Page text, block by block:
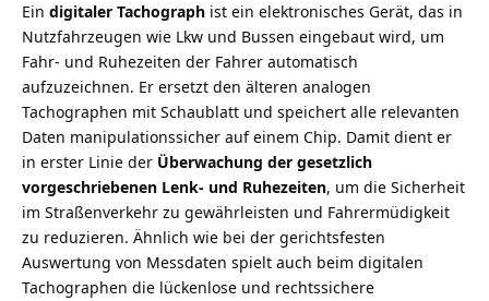
Ein digitaler Tachograph ist ein elektronisches Gerät, das in
Nutzfahrzeugen wie Lkw und Bussen eingebaut wird, um
Fahr- und Ruhezeiten der Fahrer automatisch
aufzuzeichnen. Er ersetzt den älteren analogen
Tachographen mit Schaublatt und speichert alle relevanten
Daten manipulationssicher auf einem Chip. Damit dient er
in erster Linie der Überwachung der gesetzlich
vorgeschriebenen Lenk- und Ruhezeiten, um die Sicherheit
im Straßenverkehr zu gewährleisten und Fahrermüdigkeit
zu reduzieren. Ähnlich wie bei der gerichtsfesten
Auswertung von Messdaten spielt auch beim digitalen
Tachographen die lückenlose und rechtssichere